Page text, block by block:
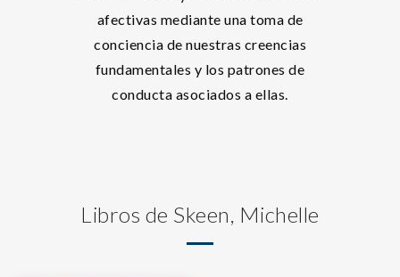
afectivas mediante una toma de
conciencia de nuestras creencias
fundamentales y los patrones de
conducta asociados a ellas.
Libros de Skeen, Michelle